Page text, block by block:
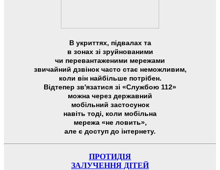
В укриттях, підвалах та
в зонах зі зруйнованими
чи перевантаженими мережами
звичайний дзвінок часто стає неможливим,
коли він найбільше потрібен.
Відтепер зв'язатися зі «Службою 112»
можна через державний
мобільний застосунок
навіть тоді, коли мобільна
мережа «не ловить»,
але є доступ до інтернету.
ПРОТИДІЯ
ЗАЛУЧЕННЯ ДІТЕЙ